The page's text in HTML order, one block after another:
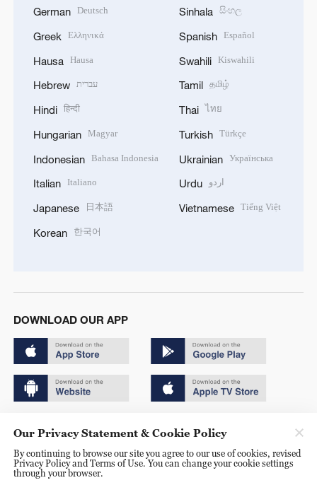
German Deutsch
Greek Ελληνικά
Hausa Hausa
Hebrew עברית
Hindi हिन्दी
Hungarian Magyar
Indonesian Bahasa Indonesia
Italian Italiano
Japanese 日本語
Korean 한국어
Sinhala සිංහල
Spanish Español
Swahili Kiswahili
Tamil தமிழ்
Thai ไทย
Turkish Türkçe
Ukrainian Українська
Urdu اردو
Vietnamese Tiếng Việt
DOWNLOAD OUR APP
京ICP备20000184号
京公网安备 11010502050052号
Our Privacy Statement & Cookie Policy
By continuing to browse our site you agree to our use of cookies, revised
Privacy Policy and Terms of Use. You can change your cookie settings
through your browser.